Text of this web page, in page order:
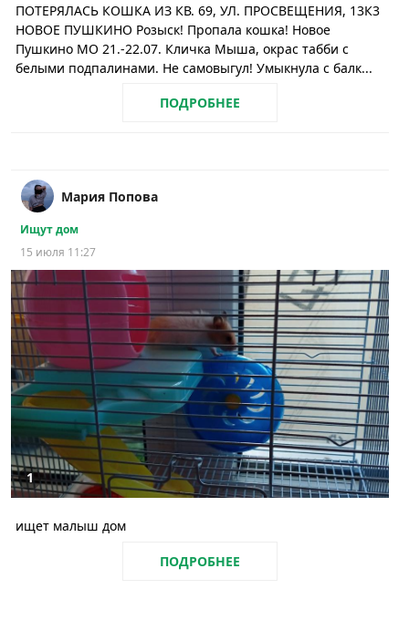
ПОТЕРЯЛАСЬ КОШКА ИЗ КВ. 69, УЛ. ПРОСВЕЩЕНИЯ, 13К3
НОВОЕ ПУШКИНО Розыск! Пропала кошка! Новое
Пушкино МО 21.-22.07. Кличка Мыша, окрас табби с
белыми подпалинами. Не самовыгул! Умыкнула с балк...
ПОДРОБНЕЕ
Мария Попова
Ищут дом
15 июля 11:27
1
ищет малыш дом
ПОДРОБНЕЕ